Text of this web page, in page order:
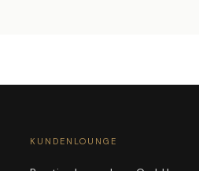
KUNDENLOUNGE